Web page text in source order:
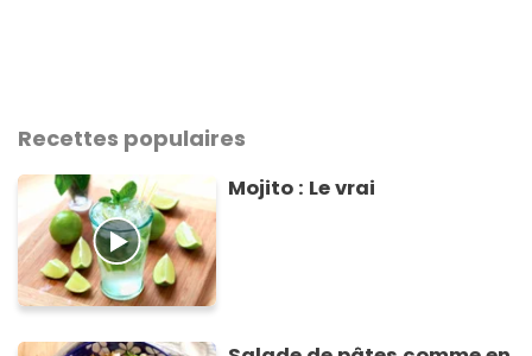
Recettes populaires
Mojito : Le vrai